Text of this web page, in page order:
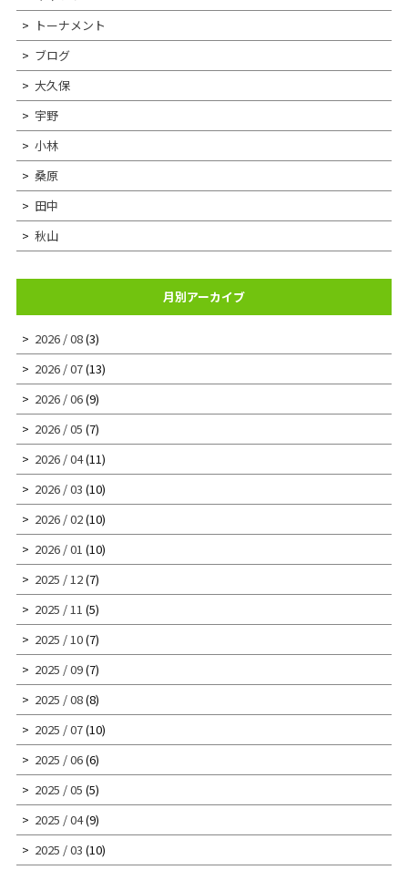
トーナメント
ブログ
大久保
宇野
小林
桑原
田中
秋山
月別アーカイブ
2026 / 08(3)
2026 / 07(13)
2026 / 06(9)
2026 / 05 (7)
2026 / 04(11)
2026 / 03 (10)
2026 / 02(10)
2026 / 01 (10)
2025 / 12(7)
2025 / 11 (5)
2025 / 10(7)
2025 / 09(7)
2025 / 08(8)
2025 / 07(10)
2025 / 06(6)
2025 / 05 (5)
2025 / 04(9)
2025 / 03 (10)